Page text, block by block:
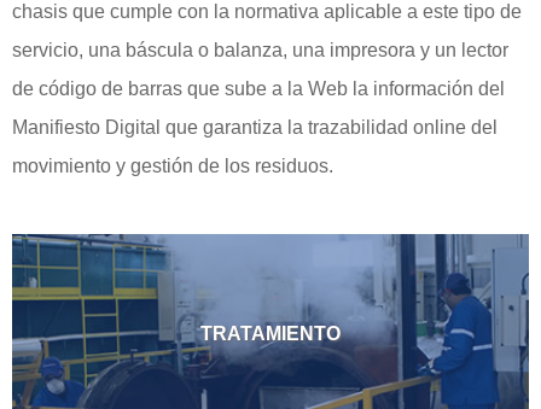
chasis que cumple con la normativa aplicable a este tipo de
servicio, una báscula o balanza, una impresora y un lector
de código de barras que sube a la Web la información del
Manifiesto Digital que garantiza la trazabilidad online del
movimiento y gestión de los residuos.
TRATAMIENTO